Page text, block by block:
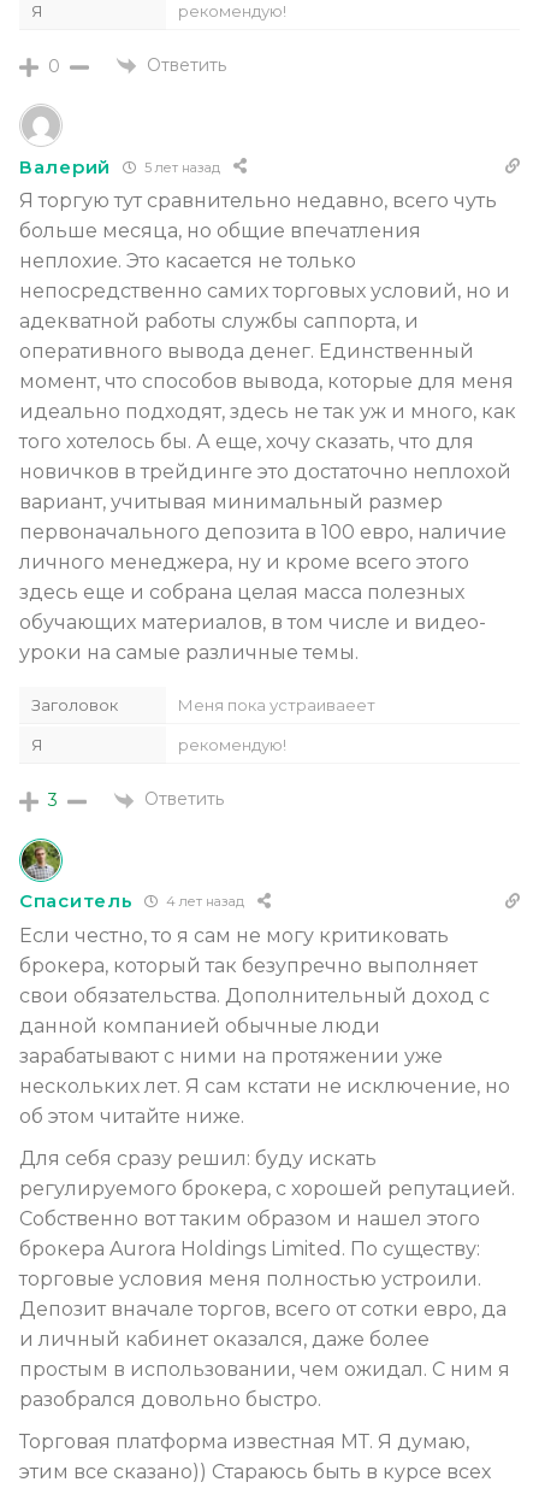
Я рекомендую!
0 Ответить
Валерий 5 лет назад
Я торгую тут сравнительно недавно, всего чуть
больше месяца, но общие впечатления
неплохие. Это касается не только
непосредственно самих торговых условий, но и
адекватной работы службы саппорта, и
оперативного вывода денег. Единственный
момент, что способов вывода, которые для меня
идеально подходят, здесь не так уж и много, как
того хотелось бы. А еще, хочу сказать, что для
новичков в трейдинге это достаточно неплохой
вариант, учитывая минимальный размер
первоначального депозита в 100 евро, наличие
личного менеджера, ну и кроме всего этого
здесь еще и собрана целая масса полезных
обучающих материалов, в том числе и видео-
уроки на самые различные темы.
Заголовок Меня пока устраиваеет
Я рекомендую!
3 Ответить
Спаситель 4 лет назад
Если честно, то я сам не могу критиковать
брокера, который так безупречно выполняет
свои обязательства. Дополнительный доход с
данной компанией обычные люди
зарабатывают с ними на протяжении уже
нескольких лет. Я сам кстати не исключение, но
об этом читайте ниже.
Для себя сразу решил: буду искать
регулируемого брокера, с хорошей репутацией.
Собственно вот таким образом и нашел этого
брокера Aurora Holdings Limited. По существу:
торговые условия меня полностью устроили.
Депозит вначале торгов, всего от сотки евро, да
и личный кабинет оказался, даже более
простым в использовании, чем ожидал. С ним я
разобрался довольно быстро.
Торговая платформа известная МТ. Я думаю,
этим все сказано)) Стараюсь быть в курсе всех